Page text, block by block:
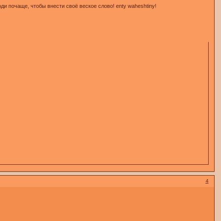
чтобы внести своё веское слово! enty waheshtiny!
4